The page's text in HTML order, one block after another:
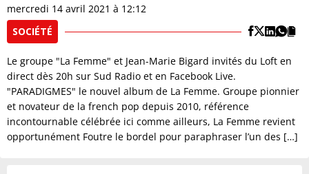
mercredi 14 avril 2021 à 12:12
SOCIÉTÉ
Le groupe "La Femme" et Jean-Marie Bigard invités du Loft en
direct dès 20h sur Sud Radio et en Facebook Live.
"PARADIGMES" le nouvel album de La Femme. Groupe pionnier
et novateur de la french pop depuis 2010, référence
incontournable célébrée ici comme ailleurs, La Femme revient
opportunément Foutre le bordel pour paraphraser l’un des […]